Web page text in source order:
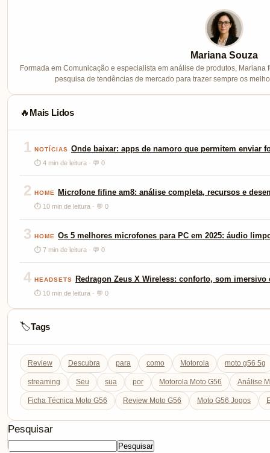
Mariana Souza
Formada em Comunicação e especialista em análise de produtos,
pesquisa de tendências de mercado para trazer sempre os
🔥 Mais Lidos
1 NOTÍCIAS Onde baixar: apps de namoro que permitem enviar
⏱ 4 min de leitura · 💬 0
2 HOME Microfone fifine am8: análise completa, recursos e
⏱ 10 min de leitura · 💬 0
3 HOME Os 5 melhores microfones para PC em 2025: áudio
⏱ 7 min de leitura · 💬 0
4 HEADSETS Redragon Zeus X Wireless: conforto, som
⏱ 10 min de leitura · 💬 0
🏷️Tags
Review Descubra para como Motorola moto g56 5g
streaming Seu sua por Motorola Moto G56 Análise
Ficha Técnica Moto G56 Review Moto G56 Moto G56 Jogos
Pesquisar
Pesquisar